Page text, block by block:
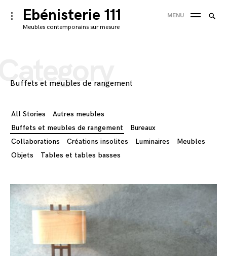
Skip
to
Ebénisterie 111
Meubles contemporains sur mesure
toggle
open/close
MENU
Buffets et meubles de rangement
All Stories
Autres meubles
Buffets et meubles de rangement
Bureaux
Collaborations
Créations insolites Luminaires
Meubles
Objets
Tables et tables basses